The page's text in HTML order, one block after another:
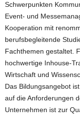
Schwerpunkten
Event- und
Kooperation mit
berufsbegleitende
Fachthemen gestaltet.
hochwertige Inhouse-
Wirtschaft und
Das Bildungsangebot
auf die Anforderungen
Unternehmen ist zur